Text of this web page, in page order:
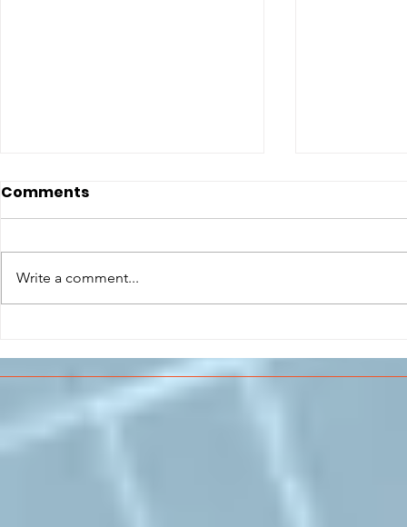
PERCORSO DI
FORMAZIONE SCUOLA
LAVORO DEGLI STUDENTI
superiori
Comments
Write a comment...